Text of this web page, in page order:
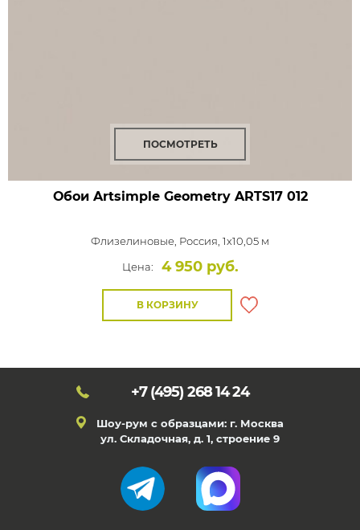
ПОСМОТРЕТЬ
Обои Artsimple GeometryARTS17 012
Флизелиновые, Россия, 1x10,05 м
Цена:
4 950 руб.
В КОРЗИНУ
+7 (495) 268 14 24
Шоу-рум с образцами: г. Москва
ул. Складочная, д. 1, строение 9